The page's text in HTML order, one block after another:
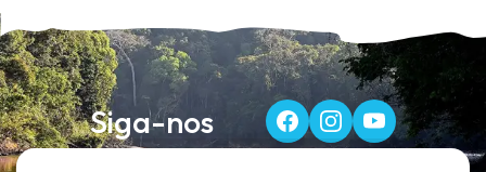
Siga-nos